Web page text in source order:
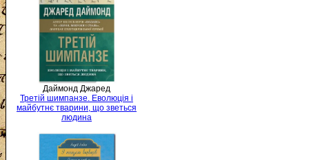
Даймонд Джаред
Третій шимпанзе. Еволюція і
майбутнє тварини, що зветься
людина